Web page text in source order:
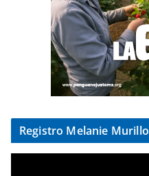
Registro Melanie Murillo